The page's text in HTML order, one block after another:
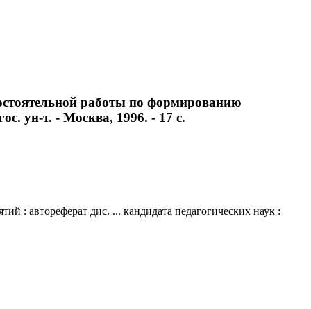
работы по формированию
ун-т. - Москва, 1996. - 17 с.
: автореферат дис. ... кандидата педагогических наук :